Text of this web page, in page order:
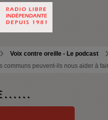
Voix contre oreille - Le podcast
communs peuvent-ils nous aider à
. . . . . .